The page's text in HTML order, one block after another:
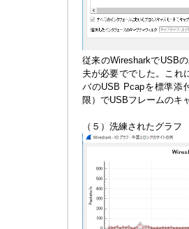
従来のWiresharkでUSB
夫が必要ででした。これ
バのUSB Pcapを標準添
限）でUSBフレームのキ
（５）洗練されたグラフ